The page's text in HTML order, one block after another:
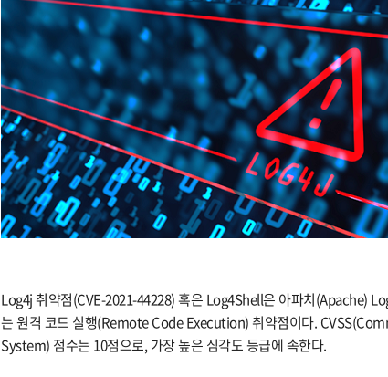
Log4j 취약점(CVE-2021-44228) 혹은 Log4Shell은 아파치(Apache)
는 원격 코드 실행(Remote Code Execution) 취약점이다.
System) 점수는 10점으로, 가장 높은 심각도 등급에 속한다.